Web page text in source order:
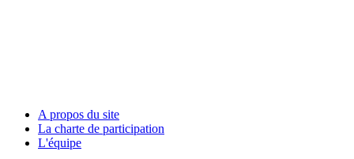
A propos du site
La charte de participation
L'équipe